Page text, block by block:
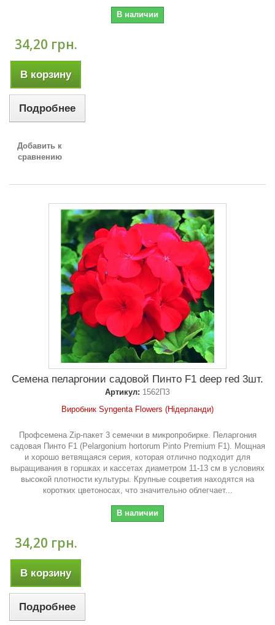
В наличии
34,20 грн.
В корзину
Подробнее
Добавить к
сравнению
Семена пеларгонии садовой Пинто F1 deep red 3шт.
Артикул: 1562ПЗ
Виробник Syngenta Flowers (Нідерланди)
Профсемена Zip-пакет 3 семечки в микропробирке. Пеларгония
садовая Пинто F1 (Pelargonium hortorum Pinto Premium F1). Мощная
и хорошо ветвящаяся серия, которая отлично подходит для
выращивания в горшках и кассетах диаметром 11-13 см в условиях
высокой плотности культуры. Крупные соцветия находятся на
коротких цветоносах, что значительно облегчает...
В наличии
34,20 грн.
В корзину
Подробнее